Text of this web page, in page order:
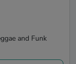
and Funk